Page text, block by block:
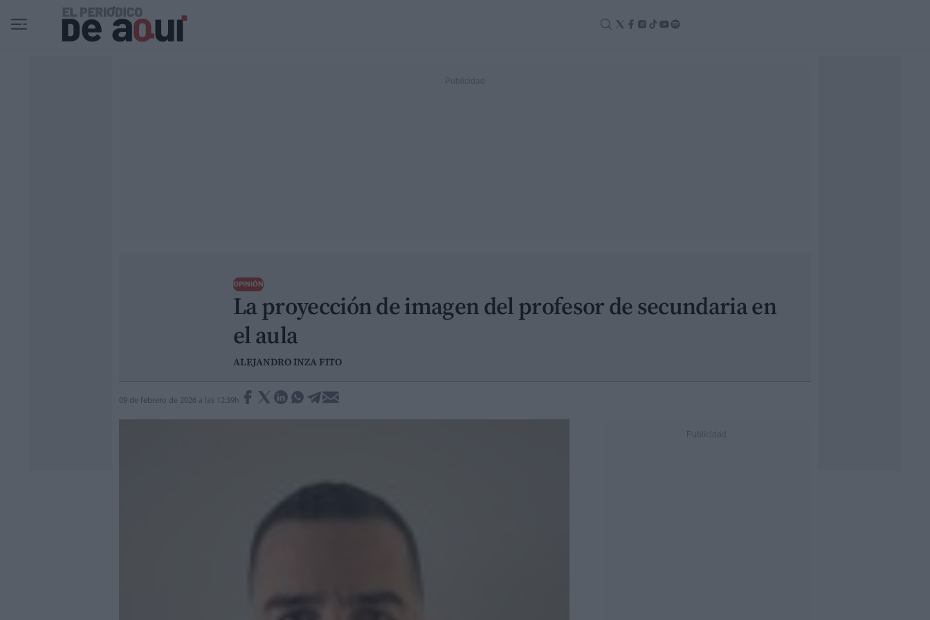
Ir al contenido principal
La proyección de imagen del profesor de secundaria en
el aula
OPINIÓN
ALEJANDRO INZA FITO
09 de febrero de 2026 a las 12:39h